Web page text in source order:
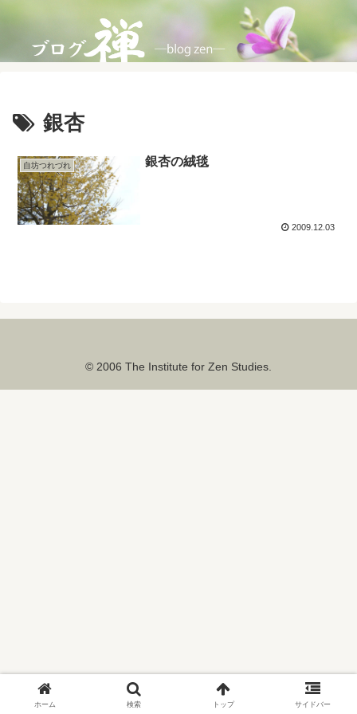
銀杏
自坊つれづれ 銀杏の絨毯
2009.12.03
© 2006 The Institute for Zen Studies.
ホーム 検索 トップ サイドバー